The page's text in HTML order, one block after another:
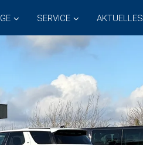
SERVICE AKTUELLES